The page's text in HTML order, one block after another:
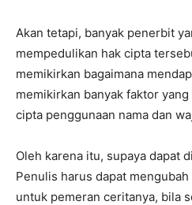
Akan tetapi, banyak penerbit
mempedulikan hak cipta
memikirkan bagaimana
memikirkan banyak faktor
cipta penggunaan nama dan
Oleh karena itu, supaya dapat
Penulis harus dapat
untuk pemeran ceritanya, bila